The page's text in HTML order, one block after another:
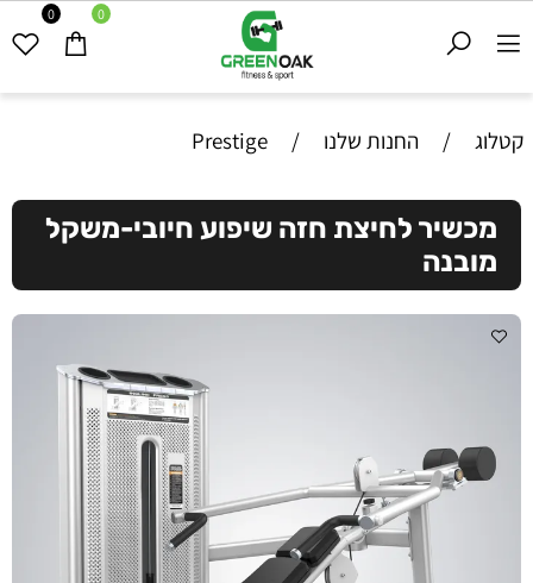
0 0
קטלוג / החנות שלנו /
Prestige
מכשיר לחיצת חזה שיפוע חיובי-משקל
מובנה